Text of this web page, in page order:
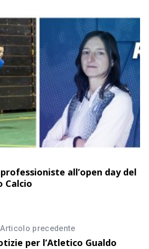
all’open day del
Calcio
Articolo precedente
per l’Atletico Gualdo